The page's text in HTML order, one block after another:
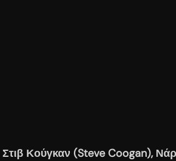
Στιβ Κούγκαν (Steve Coogan),